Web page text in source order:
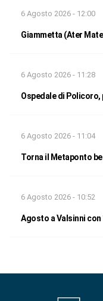
6 Agosto 2026 - 12:00
Giammetta (Ater
6 Agosto 2026 - 11:28
Ospedale di
6 Agosto 2026 - 11:04
Torna il Metaponto
6 Agosto 2026 - 10:52
Agosto a Valsinni con